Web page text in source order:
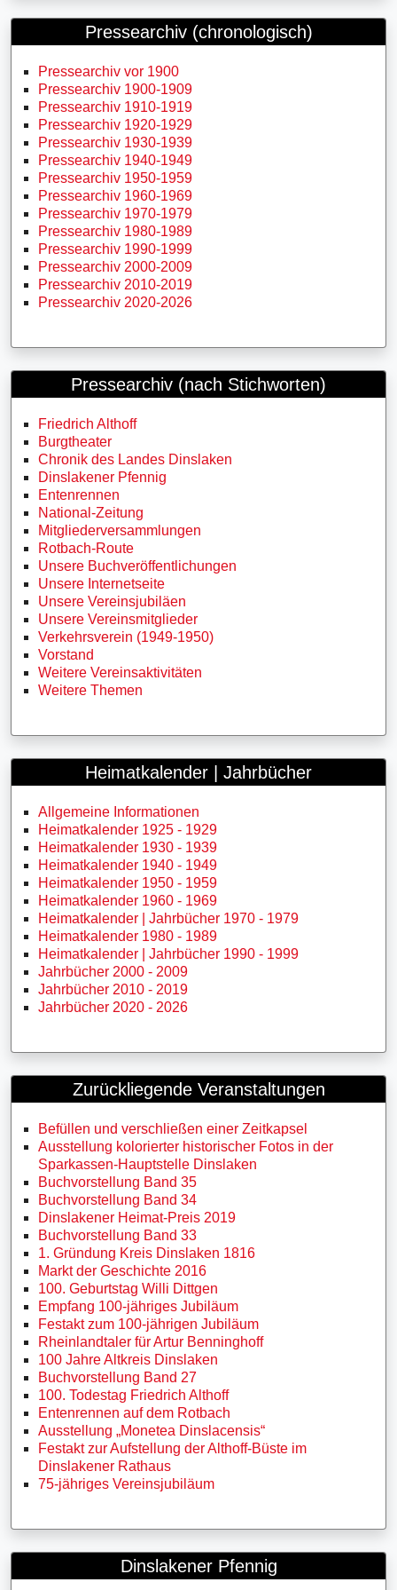
Pressearchiv (chronologisch)
Pressearchiv vor 1900
Pressearchiv 1900-1909
Pressearchiv 1910-1919
Pressearchiv 1920-1929
Pressearchiv 1930-1939
Pressearchiv 1940-1949
Pressearchiv 1950-1959
Pressearchiv 1960-1969
Pressearchiv 1970-1979
Pressearchiv 1980-1989
Pressearchiv 1990-1999
Pressearchiv 2000-2009
Pressearchiv 2010-2019
Pressearchiv 2020-2026
Pressearchiv (nach Stichworten)
Friedrich Althoff
Burgtheater
Chronik des Landes Dinslaken
Dinslakener Pfennig
Entenrennen
National-Zeitung
Mitgliederversammlungen
Rotbach-Route
Unsere Buchveröffentlichungen
Unsere Internetseite
Unsere Vereinsjubiläen
Unsere Vereinsmitglieder
Verkehrsverein (1949-1950)
Vorstand
Weitere Vereinsaktivitäten
Weitere Themen
Heimatkalender | Jahrbücher
Allgemeine Informationen
Heimatkalender 1925 - 1929
Heimatkalender 1930 - 1939
Heimatkalender 1940 - 1949
Heimatkalender 1950 - 1959
Heimatkalender 1960 - 1969
Heimatkalender | Jahrbücher 1970 - 1979
Heimatkalender 1980 - 1989
Heimatkalender | Jahrbücher 1990 - 1999
Jahrbücher 2000 - 2009
Jahrbücher 2010 - 2019
Jahrbücher 2020 - 2026
Zurückliegende Veranstaltungen
Befüllen und verschließen einer Zeitkapsel
Ausstellung kolorierter historischer Fotos in der
Sparkassen-Hauptstelle Dinslaken
Buchvorstellung Band 35
Buchvorstellung Band 34
Dinslakener Heimat-Preis 2019
Buchvorstellung Band 33
1. Gründung Kreis Dinslaken 1816
Markt der Geschichte 2016
100. Geburtstag Willi Dittgen
Empfang 100-jähriges Jubiläum
Festakt zum 100-jährigen Jubiläum
Rheinlandtaler für Artur Benninghoff
100 Jahre Altkreis Dinslaken
Buchvorstellung Band 27
100. Todestag Friedrich Althoff
Entenrennen auf dem Rotbach
Ausstellung „Monetea Dinslacensis“
Festakt zur Aufstellung der Althoff-Büste im
Dinslakener Rathaus
75-jähriges Vereinsjubiläum
Dinslakener Pfennig